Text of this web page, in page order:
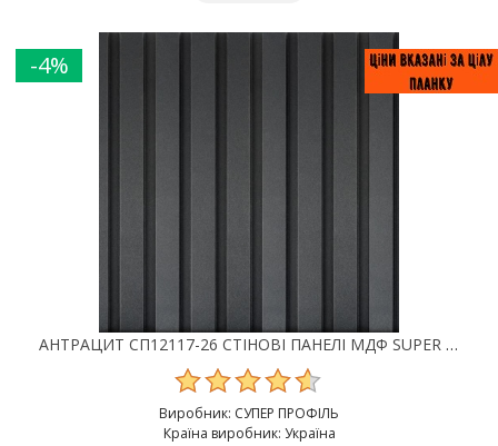
АНТРАЦИТ СП12117-26 СТІНОВІ ПАНЕЛІ МДФ SUPER PROFIL
Виробник: СУПЕР ПРОФІЛЬ
Країна виробник: Україна
-4%